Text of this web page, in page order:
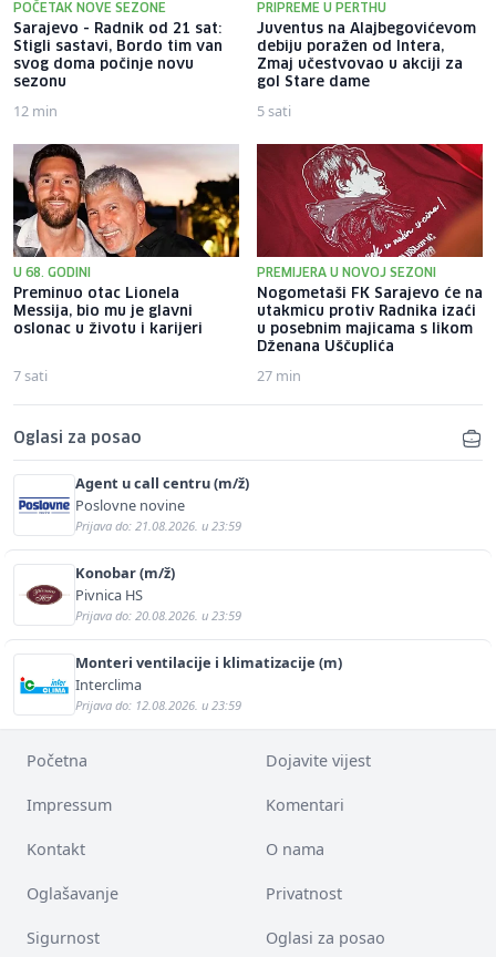
POČETAK NOVE SEZONE
Sarajevo - Radnik od 21 sat:
Stigli sastavi, Bordo tim van
svog doma počinje novu
sezonu
12 min
PRIPREME U PERTHU
Juventus na Alajbegovićevom
debiju poražen od Intera,
Zmaj učestvovao u akciji za
gol Stare dame
5 sati
U 68. GODINI
Preminuo otac Lionela
Messija, bio mu je glavni
oslonac u životu i karijeri
7 sati
PREMIJERA U NOVOJ SEZONI
Nogometaši FK Sarajevo će na
utakmicu protiv Radnika izaći
u posebnim majicama s likom
Dženana Uščuplića
27 min
Oglasi za posao
Agent u call centru (m/ž)
Poslovne novine
Prijava do: 21.08.2026. u 23:59
Konobar (m/ž)
Pivnica HS
Prijava do: 20.08.2026. u 23:59
Monteri ventilacije i klimatizacije (m)
Interclima
Prijava do: 12.08.2026. u 23:59
Početna Dojavite vijest
Impressum Komentari
Kontakt O nama
Oglašavanje Privatnost
Sigurnost Oglasi za posao